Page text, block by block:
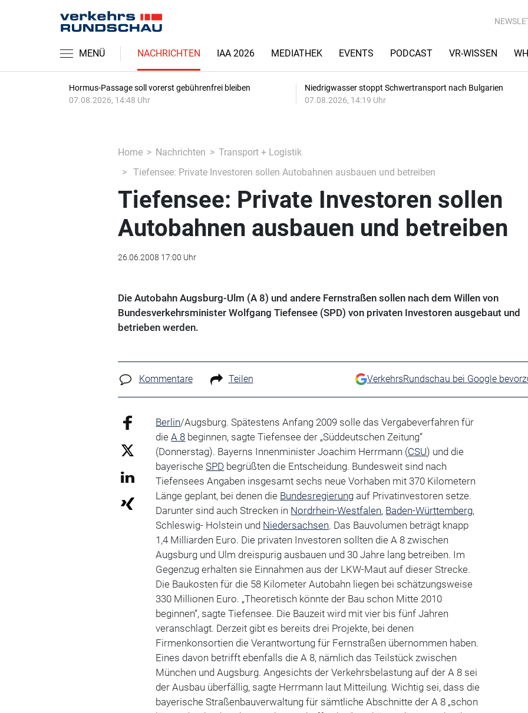
MENÜ NACHRICHTEN IAA 2026 MEDIATHEK EVENTS PODCAST VR-WISSEN
Hormus-Passage soll vorerst gebührenfrei bleiben
07.08.2026, 14:48 Uhr
Niedrigwasser stoppt Schwertransport nach Bulgarien
07.08.2026, 14:19 Uhr
Home Nachrichten
Transport + Logistik
Tiefensee: Private Investoren sollen Autobahnen ausbauen und betreiben
Tiefensee: Private Investoren sollen
Autobahnen ausbauen und betreiben
26.06.2008 17:00 Uhr
Die Autobahn Augsburg-Ulm (A 8) und andere Fernstraßen sollen nach dem Willen von
Bundesverkehrsminister Wolfgang Tiefensee (SPD) von privaten Investoren ausgebaut und
betrieben werden.
Kommentare Teilen VerkehrsRundschau bei Google
Berlin/Augsburg. Spätestens Anfang 2009 solle das Vergabeverfahren für
dieA 8 beginnen, sagte Tiefensee der „Süddeutschen Zeitung“
(Donnerstag). Bayerns Innenminister Joachim Herrmann (CSU) und die
bayerischeSPD begrüßten die Entscheidung. Bundesweit sind nach
Tiefensees Angaben insgesamt sechs neue Vorhaben mit 370 Kilometern
Länge geplant, bei denen die Bundesregierung auf Privatinvestoren setze.
Darunter sind auch Strecken in Nordrhein-Westfalen, Baden-Württemberg,
Schleswig- Holstein und Niedersachsen. Das Bauvolumen beträgt knapp
1,4 Milliarden Euro. Die privaten Investoren sollten die A 8 zwischen
Augsburg und Ulm dreispurig ausbauen und 30 Jahre lang betreiben. Im
Gegenzug erhalten sie Einnahmen aus der LKW-Maut auf dieser Strecke.
Die Baukosten für die 58 Kilometer Autobahn liegen bei schätzungsweise
330 Millionen Euro. „Theoretisch könnte der Bau schon Mitte 2010
beginnen“, sagte Tiefensee. Die Bauzeit wird mit vier bis fünf Jahren
veranschlagt. Derzeit gibt es bereits drei Projekte, bei denen
Firmenkonsortien die Verantwortung für Fernstraßen übernommen haben.
Eines davon betrifft ebenfalls die A 8, nämlich das Teilstück zwischen
München und Augsburg. Angesichts der Verkehrsbelastung auf der A 8 sei
der Ausbau überfällig, sagte Herrmann laut Mitteilung. Wichtig sei, dass die
bayerische Straßenbauverwaltung für sämtliche Abschnitte der A 8 „schon